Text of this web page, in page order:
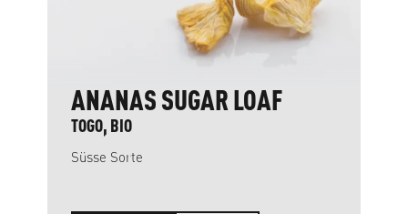
ANANAS SUGAR LOAF
TOGO, BIO
Süsse Sorte